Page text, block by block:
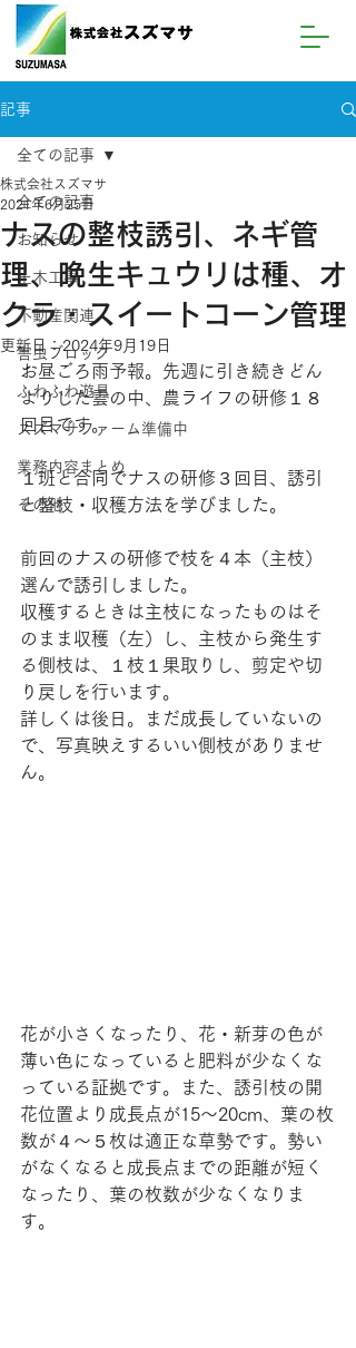
記事
全ての記事
お知らせ
土木工事
不動産関連
害虫ブロック
ふわふわ遊具
スズマサファーム準備中
業務内容まとめ
その他
全ての記事
ナスの整枝誘引、ネギ管
理、晩生キュウリは種、オ
クラ・スイートコーン管理
株式会社スズマサ
2021年6月25日
更新日：2024年9月19日
お昼ごろ雨予報。先週に引き続きどん
よりした雲の中、農ライフの研修１８
回目です。
１班と合同でナスの研修３回目、誘引
と整枝・収穫方法を学びました。
前回のナスの研修で枝を４本（主枝）
選んで誘引しました。
収穫するときは主枝になったものはそ
のまま収穫（左）し、主枝から発生す
る側枝は、１枝１果取りし、剪定や切
り戻しを行います。
詳しくは後日。まだ成長していないの
で、写真映えするいい側枝がありませ
ん。
花が小さくなったり、花・新芽の色が
薄い色になっていると肥料が少なくな
っている証拠です。また、誘引枝の開
花位置より成長点が15～20cm、葉の枚
数が４～５枚は適正な草勢です。勢い
がなくなると成長点までの距離が短く
なったり、葉の枚数が少なくなりま
す。